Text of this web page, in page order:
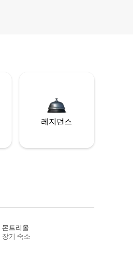
레지던스
몬트리올
장기 숙소